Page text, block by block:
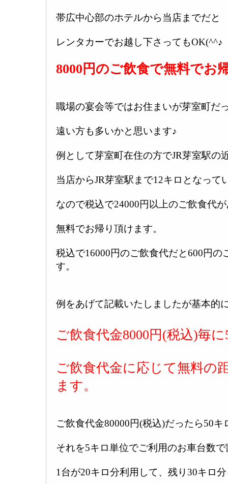
帯広中心部のホテルから当店までだと
レンタカーでお越し下さってもOK(^^♪
8000円のご飲食で無料でお
職場の宴会等ではお住まいが芽室町だ
遠い方も多いかと思います♪
例として芽室町在住の方でJR芽室駅の
当店からJR芽室駅まで12キロとなって
なので税込で24000円以上のご飲食代
無料でお帰り頂けます。
税込で16000円のご飲食代だと600円の
す。
例をあげて記載いたしましたが基本的
ご飲食代金8000円(税込)毎
ご飲食代金に応じて無料の
ます。
ご飲食代金80000円(税込)だったら50キ
それを5キロ単位でご利用のお車台数
1台が20キロ分利用して、残り30キロ